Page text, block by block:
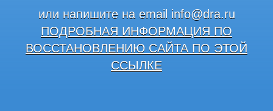
или напишите на email info@dra.ru
ПОДРОБНАЯ ИНФОРМАЦИЯ ПО
ВОССТАНОВЛЕНИЮ САЙТА ПО ЭТОЙ
ССЫЛКЕ